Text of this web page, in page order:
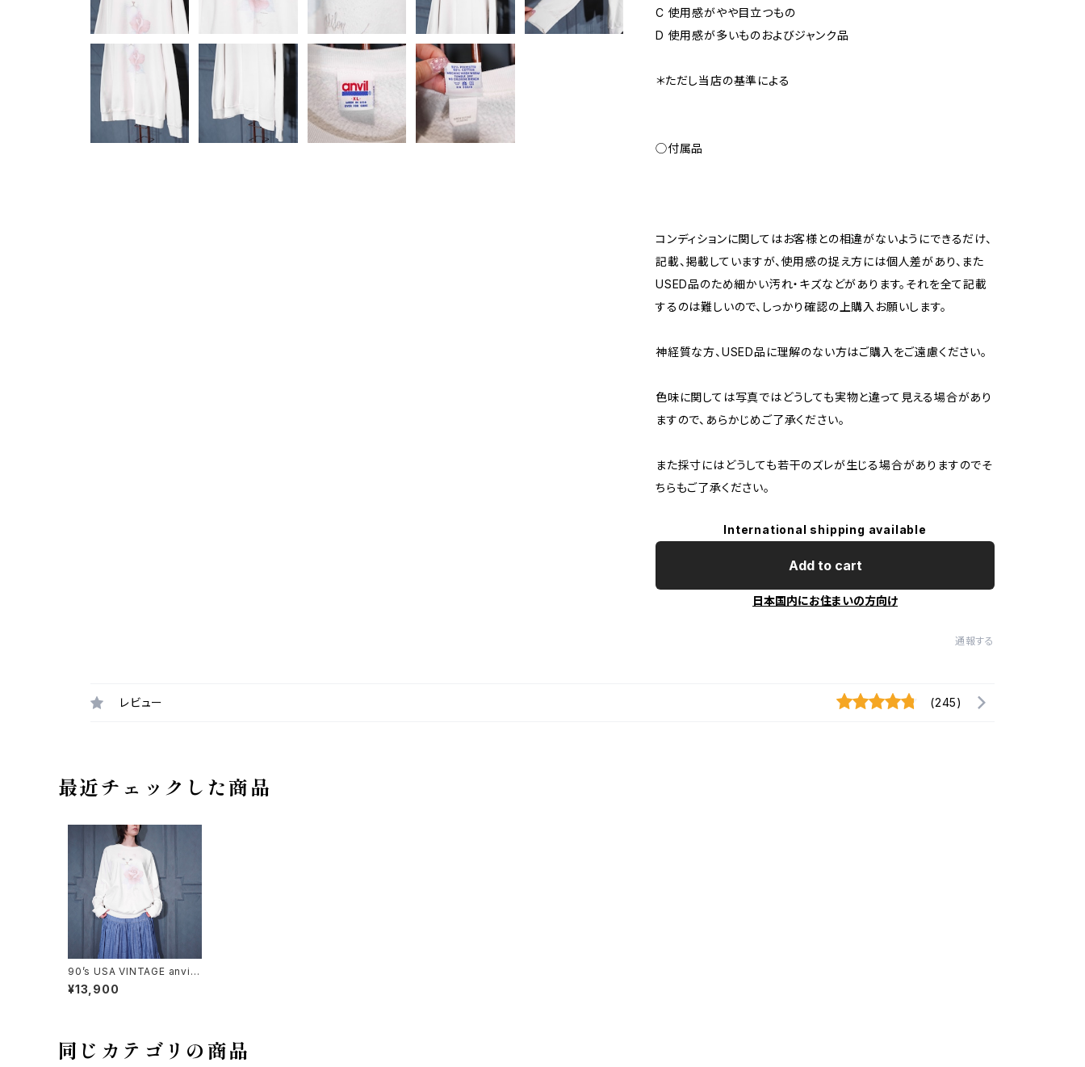
C 使用感がやや目立つもの
D 使用感が多いものおよびジャンク品
＊ただし当店の基準による
◯付属品
コンディションに関してはお客様との相違がないようにできるだけ、
記載、掲載していますが、使用感の捉え方には個人差があり、また
USED品のため細かい汚れ・キズなどがあります。それを全て記載
するのは難しいので、しっかり確認の上購入お願いします。
神経質な方、USED品に理解のない方はご購入をご遠慮ください。
色味に関しては写真ではどうしても実物と違って見える場合があり
ますので、あらかじめご了承ください。
また採寸にはどうしても若干のズレが生じる場合がありますのでそ
ちらもご了承ください。
International shipping available
Add to cart
日本国内にお住まいの方向け
通報する
レビュー (245)
最近チェックした商品
90’s USA VINTAGE anvil
CAT FLOWER PATTERNE
D PRINT DESIGN SWEAT
¥13,900
同じカテゴリの商品